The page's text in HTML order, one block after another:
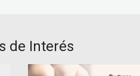
de Interés